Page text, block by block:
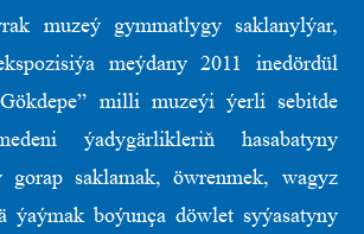
muzeý gymmatlygy saklanylýar,
meýdany 2011 inedördül
milli muzeýi ýerli sebitde
ýadygärlikleriň hasabatyny
gorap saklamak, öwrenmek, wagyz
ýaýmak boýunça döwlet syýasatyny